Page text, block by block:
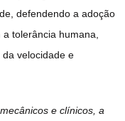
defendendo a adoção
tolerância humana,
velocidade e
e clínicos, a